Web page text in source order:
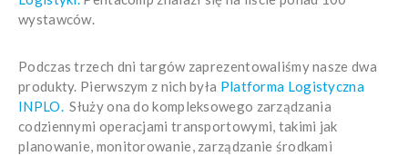
wystawców.
Podczas trzech dni targów zaprezentowaliśmy nasze dwa
produkty. Pierwszym z nich była Platforma Logistyczna
INPLO. Służy ona do kompleksowego zarządzania
codziennymi operacjami transportowymi, takimi jak
planowanie, monitorowanie, zarządzanie środkami